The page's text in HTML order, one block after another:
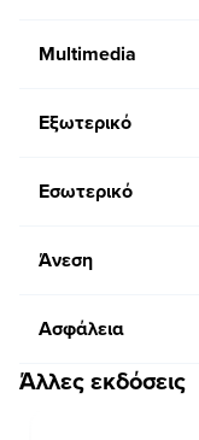
Multimedia
Εξωτερικό
Εσωτερικό
Άνεση
Ασφάλεια
Άλλες εκδόσεις